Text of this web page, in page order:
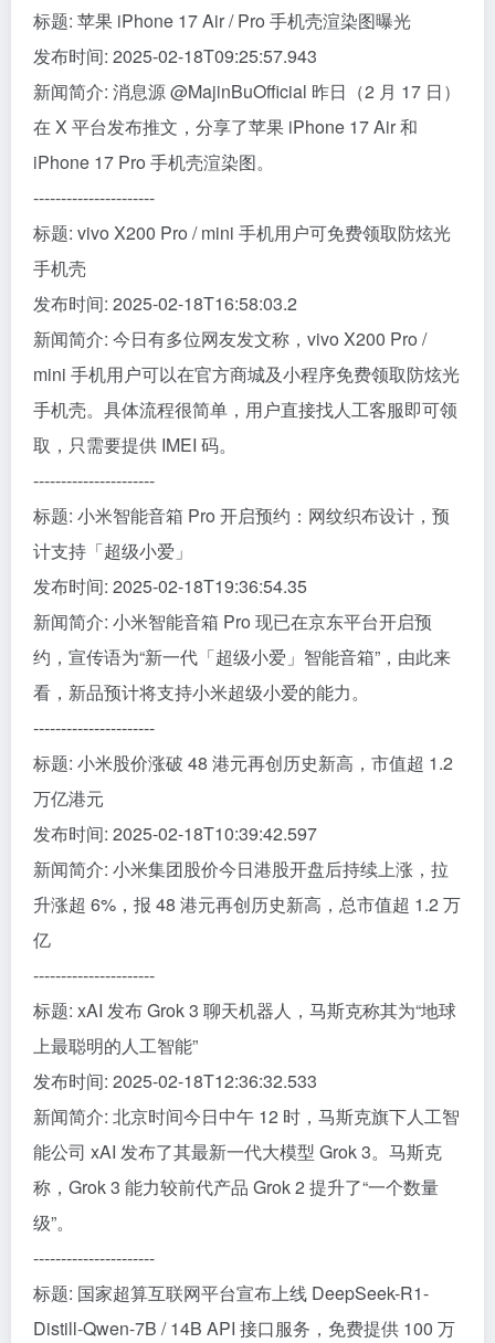
标题: 苹果 iPhone 17 Air / Pro 手机壳渲染图曝光
发布时间: 2025-02-18T09:25:57.943
新闻简介: 消息源 @MajinBuOfficial 昨日（2 月 17 日）
在 X 平台发布推文，分享了苹果 iPhone 17 Air 和
iPhone 17 Pro 手机壳渲染图。
----------------------
标题: vivo X200 Pro / mini 手机用户可免费领取防炫光
手机壳
发布时间: 2025-02-18T16:58:03.2
新闻简介: 今日有多位网友发文称，vivo X200 Pro /
mini 手机用户可以在官方商城及小程序免费领取防炫光
手机壳。具体流程很简单，用户直接找人工客服即可领
取，只需要提供 IMEI 码。
----------------------
标题: 小米智能音箱 Pro 开启预约：网纹织布设计，预
计支持「超级小爱」
发布时间: 2025-02-18T19:36:54.35
新闻简介: 小米智能音箱 Pro 现已在京东平台开启预
约，宣传语为“新一代「超级小爱」智能音箱”，由此来
看，新品预计将支持小米超级小爱的能力。
----------------------
标题: 小米股价涨破 48 港元再创历史新高，市值超 1.2
万亿港元
发布时间: 2025-02-18T10:39:42.597
新闻简介: 小米集团股价今日港股开盘后持续上涨，拉
升涨超 6%，报 48 港元再创历史新高，总市值超 1.2 万
亿
----------------------
标题: xAI 发布 Grok 3 聊天机器人，马斯克称其为“地球
上最聪明的人工智能”
发布时间: 2025-02-18T12:36:32.533
新闻简介: 北京时间今日中午 12 时，马斯克旗下人工智
能公司 xAI 发布了其最新一代大模型 Grok 3。马斯克
称，Grok 3 能力较前代产品 Grok 2 提升了“一个数量
级”。
----------------------
标题: 国家超算互联网平台宣布上线 DeepSeek-R1-
Distill-Qwen-7B / 14B API 接口服务，免费提供 100 万